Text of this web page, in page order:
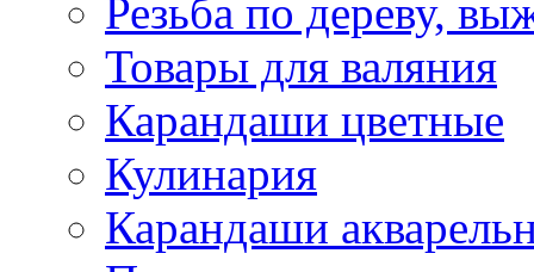
Резьба по дереву,
Товары для валяния
Карандаши цветные
Кулинария
Карандаши